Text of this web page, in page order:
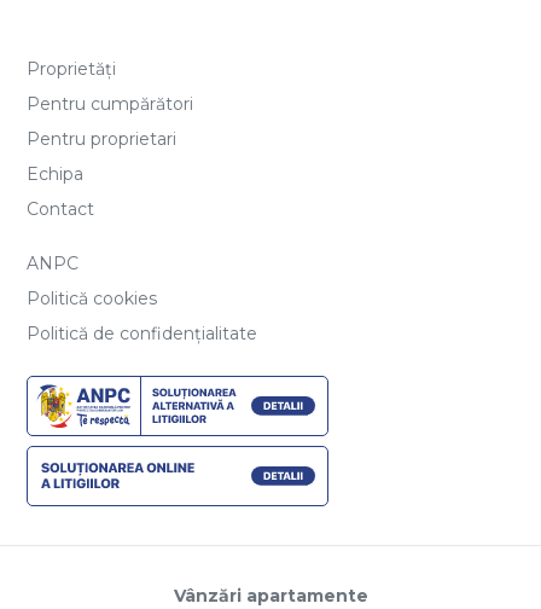
Proprietăți
Pentru cumpărători
Pentru proprietari
Echipa
Contact
ANPC
Politică cookies
Politică de confidențialitate
Vânzări apartamente